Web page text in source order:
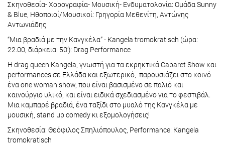
Σκηνοθεσία- Χορογραφία- Μουσική- Ενδυματολογία: Ομάδα Sunny
& Blue, Ηθοποιοί/Μουσικοί: Γρηγορία Μεθενίτη, Αντώνης
Αντωνιάδης
“Μια βραδιά με την Κανγκέλα” - Kangela tromokratisch (ώρα:
22.00, διάρκεια: 50’): Drag Performance
Η drag queen Kangela, γνωστή για τα εκρηκτικά Cabaret Show και
performances σε Ελλάδα και εξωτερικό, παρουσιάζει στο κοινό
ένα one woman show, που είναι βασισμένο σε παλιό και
καινούργιο υλικό, και είναι ειδικά σχεδιασμένο για το φεστιβάλ.
Μια καμπαρέ βραδιά, ένα ταξίδι στο μυαλό της Κανγκέλα με
μουσική, stand up comedy κι εξομολογήσεις!
Σκηνοθεσία: Θεόφιλος Σπηλιόπουλος, Performance: Kangela
tromokratisch